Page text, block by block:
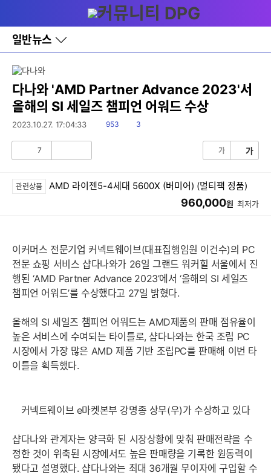
와
홈
일반뉴스
바
로
레
이
어
토
다나와 'AMD Partner Advance 2023'서
올해의 SI 세일즈 챔피언 어워드 수상
2023.10.27. 17:04:33
읽
953
댓
3
7 가 가
관련상품 AMD 라이젠5-4세대 5600X (버미어) (멀티팩 정품)
960,000원 최저가
이커머스 전문기업 커넥트웨이브(대표집행임원 이건수)의 PC
전문 쇼핑 서비스 샵다나와가 26일 그랜드 워커힐 서울에서 진
행된 ‘AMD Partner Advance 2023’에서 ‘올해의 SI 세일즈
챔피언 어워드’를 수상했다고 27일 밝혔다.
올해의 SI 세일즈 챔피언 어워드는 AMD제품의 판매 점유율이
높은 서비스에 수여되는 타이틀로, 샵다나와는 한국 조립 PC
시장에서 가장 많은 AMD 제품 기반 조립PC를 판매해 이번 타
이틀을 획득했다.
커넥트웨이브 e마켓본부 강명종 상무(우)가 수상하고 있다
샵다나와 관계자는 양극화 된 시장상황에 맞춰 판매전략을 수
정한 것이 위축된 시장에서도 높은 판매량을 기록한 원동력이
됐다고 설명했다. 샵다나와는 최대 36개월 무이자에 구입할 수